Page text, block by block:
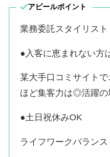
アピールポイント
業務委託スタイリスト
●入客に恵まれない方
某大手口コミサイト
ほど集客力は◎活躍の
●土日祝休みOK
ライフワークバラン